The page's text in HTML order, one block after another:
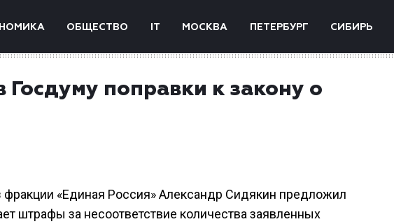
ОБЩЕСТВО IT МОСКВА ПЕТЕРБУРГ СИБИРЬ
Госдуму поправки к закону о
«Единая Россия» Александр Сидякин предложил
штрафы за несоответствие количества заявленных